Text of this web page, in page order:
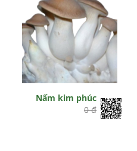
Nấm kim phúc
0 đ